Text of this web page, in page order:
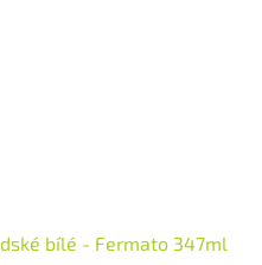
bílé - Fermato 347ml